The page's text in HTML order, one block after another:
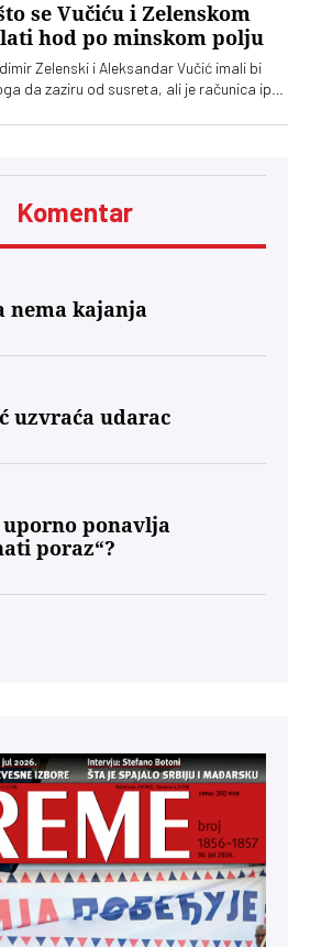
se Vučiću i Zelenskom
hod po minskom polju
Zelenski i Aleksandar Vučić imali bi
da zaziru od susreta, ali je računica ipak
municija i dronovi
Komentar
nema kajanja
uzvraća udarac
uporno ponavlja
poraz“?